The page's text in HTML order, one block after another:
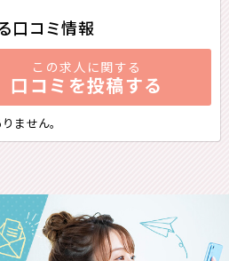
口コミ情報
この求人に関する
口コミを投稿する
ません。